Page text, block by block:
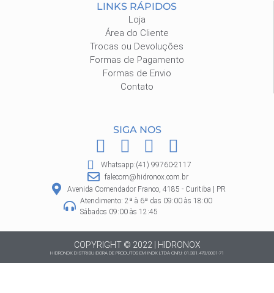
LINKS RÁPIDOS
Loja
Área do Cliente
Trocas ou Devoluções
Formas de Pagamento
Formas de Envio
Contato
SIGA NOS
F
a
c
e
b
o
o
k
I
n
s
t
a
g
r
a
P
i
n
t
e
r
e
s
W
h
a
t
a
p
p
Whatsapp:(41) 99760-2117
falecom@hidronox.com.br
Avenida Comendador Franco, 4185 - Curitiba | PR
Atendimento: 2ª à 6ª das 09:00 às 18:00
Sábados 09:00 às 12:45
COPYRIGHT © 2022 | HIDRONOX
HIDRONOX DISTRIBUIDORA DE PRODUTOS EM INOX LTDA CNPJ: 01.381.478/0001-71